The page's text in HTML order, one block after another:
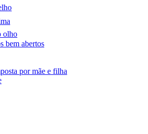
olho
bem abertos
por mãe e filha